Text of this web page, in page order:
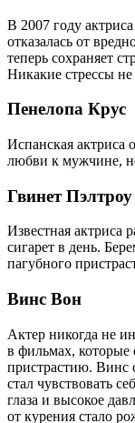
В 2007 году
отказалась от
теперь сохраняет
Никакие стрессы не
Пенелопа Крус
Испанская актриса
любви к мужчине,
Гвинет Пэлтроу
Известная актриса
сигарет в день.
пагубного
Винс Вон
Актер никогда не
в фильмах, которые
пристрастию. Винс
стал чувствовать
глаза и высокое
от курения стало